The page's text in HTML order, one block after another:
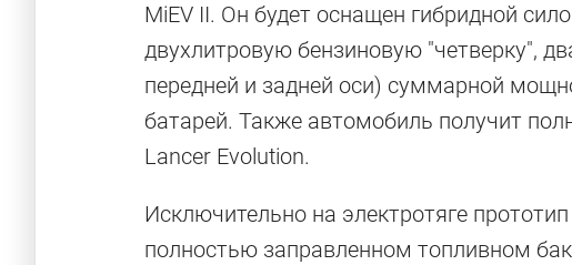
MiEV II. Он будет оснащен гибридной
двухлитровую бензиновую "четверку",
передней и задней оси) суммарной
батарей. Также автомобиль получит
Lancer Evolution.
Исключительно на электротяге
полностью заправленном топливном